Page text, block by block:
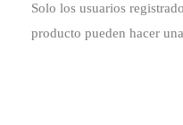
Solo los usuarios
producto pueden hacer